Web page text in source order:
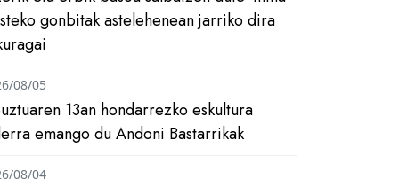
gonbitak astelehenean jarriko dira
13an hondarrezko eskultura
emango du Andoni Bastarrikak
08/05
08/04